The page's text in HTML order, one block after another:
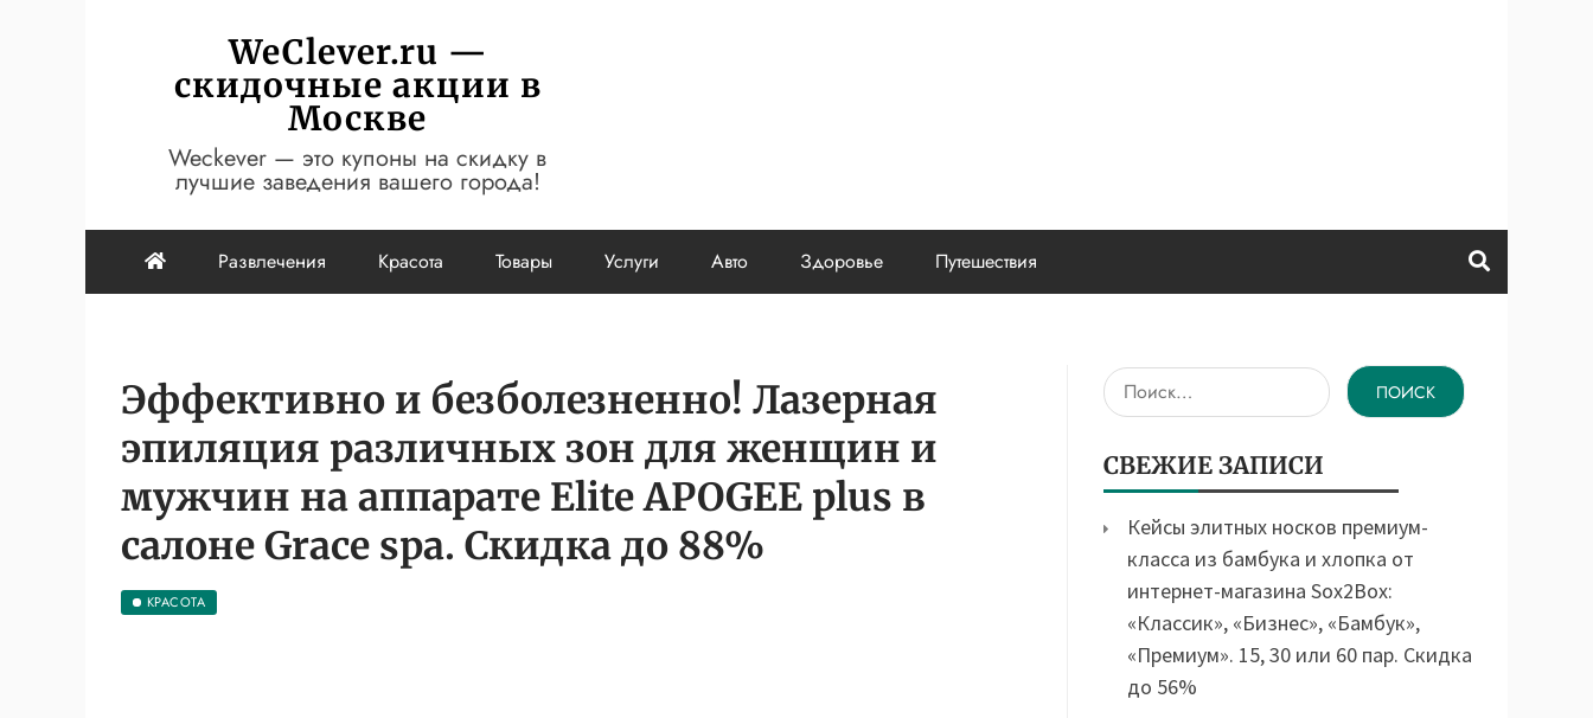
содержимому
WeClever.ru —
скидочные акции в
Москве
Weckever — это купоны на скидку в
лучшие заведения вашего города!
Развлечения Красота Товары Услуги Авто Здоровье Путешествия
Эффективно и безболезненно! Лазерная
эпиляция различных зон для женщин и
мужчин на аппарате Elite APOGEE plus в
салоне Grace spa. Скидка до 88%
КРАСОТА
Найти:
СВЕЖИЕ ЗАПИСИ
Кейсы элитных носков премиум-
класса из бамбука и хлопка от
интернет-магазина Sox2Box:
«Классик», «Бизнес», «Бамбук»,
«Премиум». 15, 30 или 60 пар. Скидка
до 56%